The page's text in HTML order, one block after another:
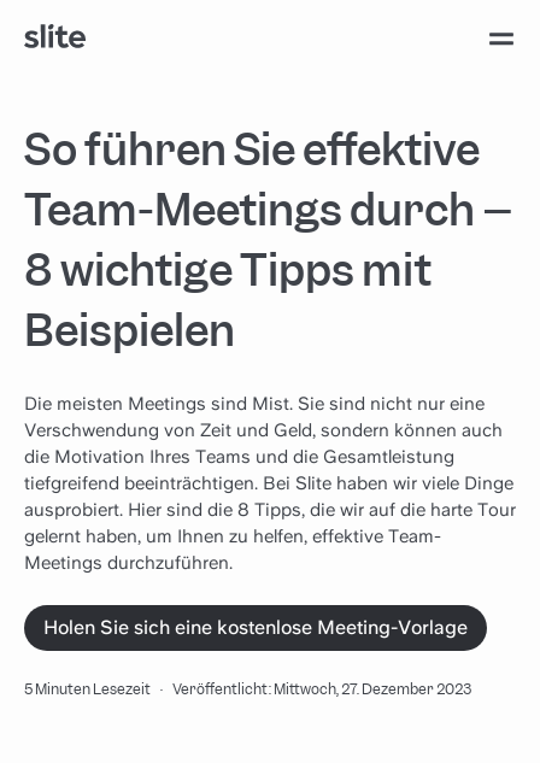
So führen Sie effektive
Team-Meetings durch –
8 wichtige Tipps mit
Beispielen
Die meisten Meetings sind Mist. Sie sind nicht nur eine
Verschwendung von Zeit und Geld, sondern können auch
die Motivation Ihres Teams und die Gesamtleistung
tiefgreifend beeinträchtigen. Bei Slite haben wir viele Dinge
ausprobiert. Hier sind die 8 Tipps, die wir auf die harte Tour
gelernt haben, um Ihnen zu helfen, effektive Team-
Meetings durchzuführen.
Holen Sie sich eine kostenlose Meeting-Vorlage
5 Minuten Lesezeit · Veröffentlicht: Mittwoch, 27. Dezember 2023